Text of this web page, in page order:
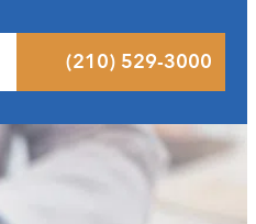
(210) 529-3000